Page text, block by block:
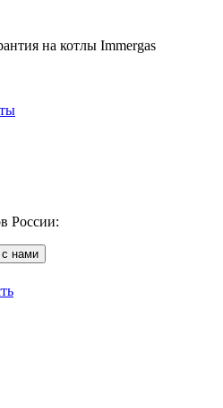
на котлы Immergas
России:
с нами